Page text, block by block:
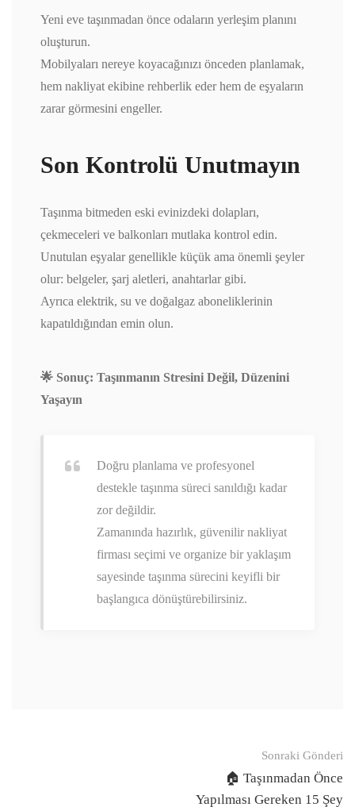
Yeni eve taşınmadan önce odaların yerleşim planını
oluşturun.
Mobilyaları nereye koyacağınızı önceden planlamak,
hem nakliyat ekibine rehberlik eder hem de eşyaların
zarar görmesini engeller.
Son Kontrolü Unutmayın
Taşınma bitmeden eski evinizdeki dolapları,
çekmeceleri ve balkonları mutlaka kontrol edin.
Unutulan eşyalar genellikle küçük ama önemli şeyler
olur: belgeler, şarj aletleri, anahtarlar gibi.
Ayrıca elektrik, su ve doğalgaz aboneliklerinin
kapatıldığından emin olun.
🌟 Sonuç: Taşınmanın Stresini Değil, Düzenini
Yaşayın
Doğru planlama ve profesyonel
destekle taşınma süreci sanıldığı kadar
zor değildir.
Zamanında hazırlık, güvenilir nakliyat
firması seçimi ve organize bir yaklaşım
sayesinde taşınma sürecini keyifli bir
başlangıca dönüştürebilirsiniz.
Sonraki Gönderi
🏠 Taşınmadan Önce
Yapılması Gereken 15 Şey